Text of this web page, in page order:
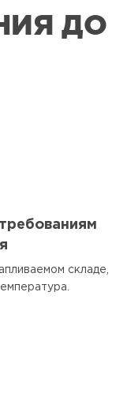
ДО
складе,